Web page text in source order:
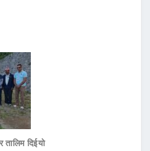
दिईयो